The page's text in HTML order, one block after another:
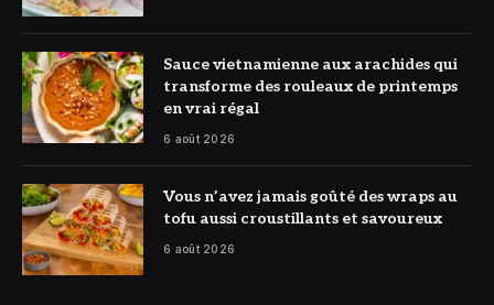
© DR
Sauce vietnamienne aux arachides qui
transforme des rouleaux de printemps
en vrai régal
6 août 2026
© DR
Vous n’avez jamais goûté des wraps au
tofu aussi croustillants et savoureux
6 août 2026